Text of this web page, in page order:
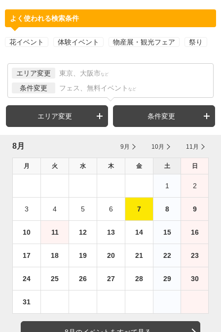
よく使われる検索条件
花イベント 体験イベント 物産展・観光フェア 祭り
エリア変更 東京、大阪市 など
条件変更 フェス、無料イベント など
エリア変更 条件変更
8月 9月 10月 11月
月 火 水 木 金 土 日
1 2
3 4 5 6 7 8 9
10 11 12 13 14 15 16
17 18 19 20 21 22 23
24 25 26 27 28 29 30
31